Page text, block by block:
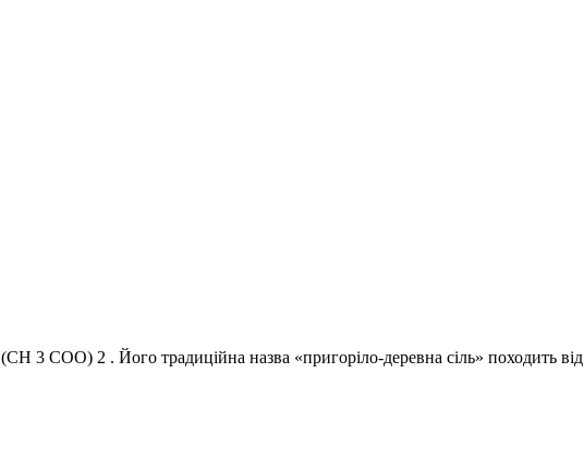
3 COO) 2 . Його традиційна назва «пригоріло-деревна сіль» походить від